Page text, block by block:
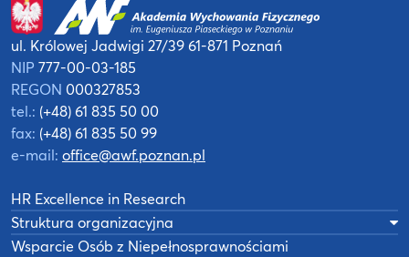
ul. Królowej Jadwigi 27/3961-871 Poznań
NIP 777-00-03-185
REGON 000327853
tel.: (+48) 61 835 50 00
fax: (+48) 61 835 50 99
e-mail: office@awf.poznan.pl
HR Excellence in Research
Struktura organizacyjna
Wsparcie Osób z Niepełnosprawnościami